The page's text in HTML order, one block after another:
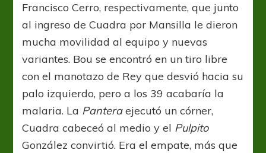
Francisco Cerro, respectivamente, que junto
al ingreso de Cuadra por Mansilla le dieron
mucha movilidad al equipo y nuevas
variantes. Bou se encontró en un tiro libre
con el manotazo de Rey que desvió hacia su
palo izquierdo, pero a los 39 acabaría la
malaria. La Panteraejecutó un córner,
Cuadra cabeceó al medio y el Pulpito
González convirtió. Era el empate, más que